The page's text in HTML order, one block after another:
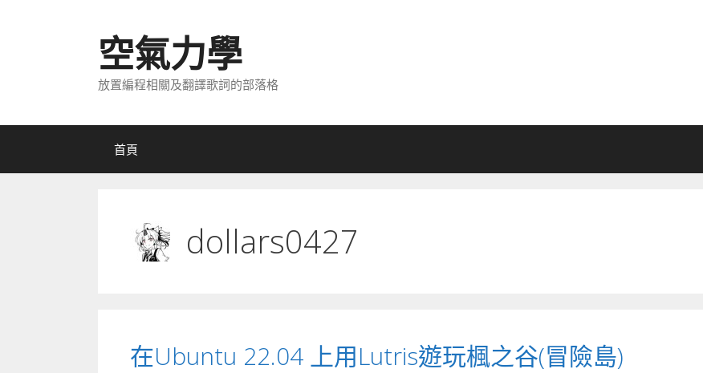
空氣力學
放置編程相關及翻譯歌詞的部落格
首頁
dollars0427
在Ubuntu 22.04 上用Lutris遊玩楓之谷(冒險島)